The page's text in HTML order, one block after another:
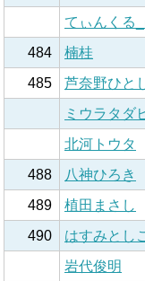
てぃんくる
484
楠桂
485
芦奈野ひと
ミウラタダ
北河トウタ
488
八神ひろき
489
植田まさし
490
はすみとし
岩代俊明